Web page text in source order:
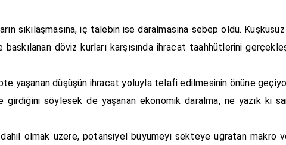
sıkılaşmasına, iç talebin ise daralmasına sebep oldu.
döviz kurları karşısında ihracat taahhütlerini
yaşanan düşüşün ihracat yoluyla telafi edilmesinin önüne
söylesek de yaşanan ekonomik daralma, ne yazık ki
olmak üzere, potansiyel büyümeyi sekteye uğratan makro